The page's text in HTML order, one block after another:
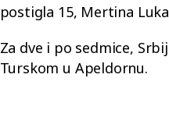
postigla 15, Mertina
Za dve i po sedmice,
Turskom u Apeldornu.